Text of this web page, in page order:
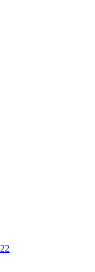
22